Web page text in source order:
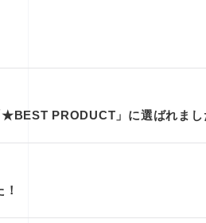
PRODUCT」に選ばれまし